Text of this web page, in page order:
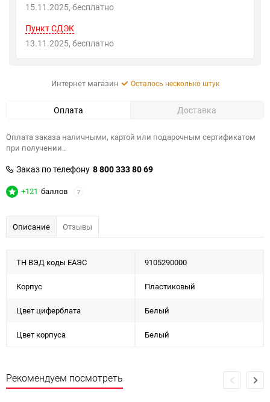
15.11.2025
Бесплатно
Пункт СДЭК
13.11.2025
Бесплатно
Интернет магазин Осталось несколько штук
Оплата Доставка
Оплата заказа наличными, картой или подарочным сертификатом
при получении..
Заказ по телефону 8 800 333 80 69
+121 баллов ?
Описание Отзывы
ТН ВЭД коды ЕАЭС 9105290000
Корпус Пластиковый
Цвет циферблата Белый
Цвет корпуса Белый
Рекомендуем посмотреть